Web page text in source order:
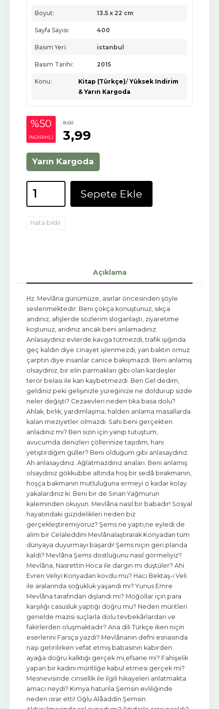
Boyut: 13.5 x 22 cm
Sayfa Sayısı: 400
Basım Yeri: istanbul
Basım Tarihi: 2015
Konu: Kitap (Türkçe)/Yüksek Indirim
& Yarın Kargoda
%50
INDIRIMLI
8,00
3,99
Yarın Kargoda
Sepete Ekle
Hata bildir
Açıklama
Hz. Mevlâna günümüze, asırlar öncesinden şöyle
seslenmektedir: Beni çokça konuştunuz, sıkça
andınız, afişlerde sözlerim sloganlaştı, ziyaretime
koştunuz, andınız ancak beni anlamadınız.
Anlasaydınız evlerde kavga tütmezdi, trafik ışığında
geç kaldın diye cinayet işlenmezdi, yan baktın omuz
çarptın diye insanlar canice bakışmazdı. Beni anlamış
olsaydınız, bir elin parmakları gibi olan kardeşler
terör belası ile kan kaybetmezdi. Ben Gel dedim,
geldiniz peki gelişinizle yüreğinize ne doldurup sizde
neler değişti? Cezaevleri neden tıka basa dolu?
Ahlak, birlik, yardımlaşma, halden anlama masallarda
kalan meziyetler olmazdı. Sahi beni gerçekten
anladınız mı? Ben sizin için yanıp tutuştum,
avucumda denizleri çöllerinize taşıdım, hani
yetiştirdiğim güller? Beni olduğum gibi anlasaydınız.
Ah anlasaydınız. Ağlatmazdınız anaları. Beni anlamış
olsaydınız gökkubbe altında hoş bir sedâ bırakmanın,
hoşça bakmanın mutluluğuna ermeyi o kadar kolay
yakalardınız ki. Beni bir de Sinan Yağmurun
kaleminden okuyun. Mevlâna nasıl bir babadır! Sosyal
hayatındaki güzidelikleri neden biz
gerçekleştiremiyoruz? Şems ne yaptı,ne eyledi de
alim bir Celaleddini Mevlânalaştırarak Konyadan tüm
dünyaya duyurmayı başardı! Şems niçin geri planda
kaldı? Mevlâna Şems dostluğunu nasıl görmeliyiz?
Mevlâna, Nasrettin Hoca ile dargın mı düştüler? Ahi
Evren Veliyi Konyadan kovdu mu? Hacı Bektaş-ı Veli
ile aralarında soğukluk yaşandı mı? Yunus Emre
Mevlâna tarafından dışlandı mı? Moğollar için para
karşılığı casusluk yaptığı doğru mu? Neden müritleri
genelde mazisi suçlarla dolu tevbekârlardan ve
fakirlerden oluşmaktadır? Ana dili Türkçe iken niçin
eserlerini Farsça yazdı? Mevlânanın defni esnasında
naşı getirilirken vefat etmiş babasının kabirden
ayağa doğru kalktığı gerçek mi,efsane mi? Fahişelik
yapan bir kadını müritliğe kabul etmesi gerçek mi?
Mesnevisinde cinsellik ile ilgili hikayeleri anlatmakta
amacı neydi? Kimya hatunla Şemsin evliliğinde
neden ısrar etti! Oğlu Alâaddin Şemsin